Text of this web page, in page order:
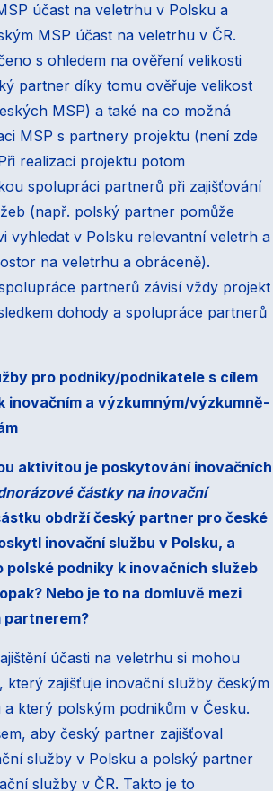
účast na veletrhu v Polsku a
MSP účast na veletrhu v ČR.
s ohledem na ověření velikosti
partner díky tomu ověřuje velikost
MSP) a také na co možná
MSP s partnery projektu (není zde
realizaci projektu potom
spolupráci partnerů při zajišťování
(např. polský partner pomůže
vyhledat v Polsku relevantní veletrh a
na veletrhu a obráceně).
partnerů závisí vždy projekt
dohody a spolupráce partnerů
pro podniky/podnikatele s cílem
inovačním a výzkumným/výzkumně-
aktivitou je poskytování inovačních
částky na inovační
obdrží český partner pro české
inovační službu v Polsku, a
podniky k inovačních služeb
Nebo je to na domluvě mezi
partnerem?
účasti na veletrhu si mohou
který zajišťuje inovační služby českým
který polským podnikům v Česku.
aby český partner zajišťoval
služby v Polsku a polský partner
služby v ČR. Takto je to